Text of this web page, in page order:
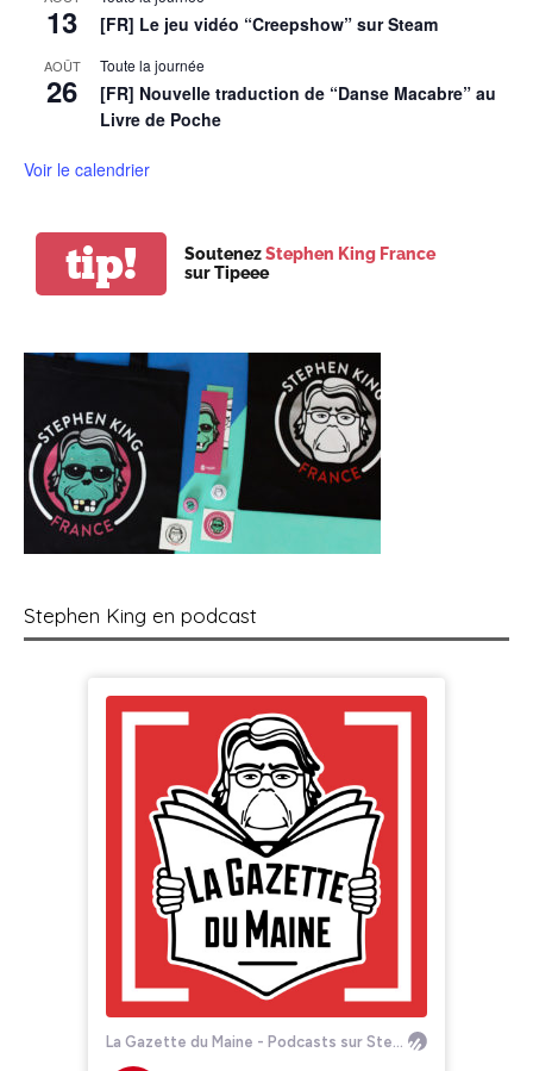
13 [FR] Le jeu vidéo “Creepshow” sur Steam
AOÛT
26
Toute la journée
[FR] Nouvelle traduction de “Danse Macabre” au
Livre de Poche
Voir le calendrier
tip! SoutenezStephen King France
sur Tipeee
Stephen King en podcast